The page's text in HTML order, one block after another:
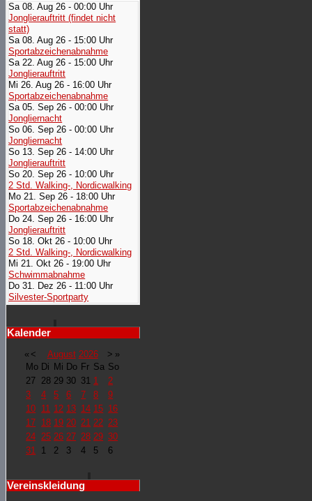
Sa 08. Aug 26 - 00:00 Uhr
Jonglierauftritt (findet nicht
statt)
Sa 08. Aug 26 - 15:00 Uhr
Sportabzeichenabnahme
Sa 22. Aug 26 - 15:00 Uhr
Jonglierauftritt
Mi 26. Aug 26 - 16:00 Uhr
Sportabzeichenabnahme
Sa 05. Sep 26 - 00:00 Uhr
Jongliernacht
So 06. Sep 26 - 00:00 Uhr
Jongliernacht
So 13. Sep 26 - 14:00 Uhr
Jonglierauftritt
So 20. Sep 26 - 10:00 Uhr
2 Std. Walking-, Nordicwalking
Mo 21. Sep 26 - 18:00 Uhr
Sportabzeichenabnahme
Do 24. Sep 26 - 16:00 Uhr
Jonglierauftritt
So 18. Okt 26 - 10:00 Uhr
2 Std. Walking-, Nordicwalking
Mi 21. Okt 26 - 19:00 Uhr
Schwimmabnahme
Do 31. Dez 26 - 11:00 Uhr
Silvester-Sportparty
Kalender
« < August 2026 > »
Mo Di Mi Do Fr Sa So
27 28 29 30 31 1
2
3
4 5 6 7 8
9
10 11 12 13 14 15 16
17 18 19 20 21 22 23
24 25 26 27 28 29 30
31 1 2 3 4 5 6
Vereinskleidung